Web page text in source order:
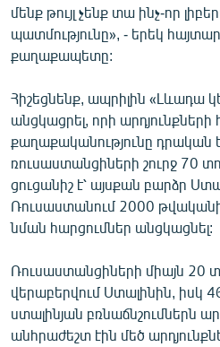
մենք թույլ չենք տա ինչ-որ
պատմությունը», - երեկ
քաղաքապետը:
Հիշեցնենք, ապրիլին «Լևադա
անցկացրել, որի
քաղաքականությունը դրական
ռուսաստանցիների շուրջ 70
ցուցանիշ է՝ այսքան բարձր
Ռուսաստանում 2000
նման հարցումներ անցկացնել:
Ռուսաստանցիների միայն 20
վերաբերվում Ստալինին, իսկ
ստալինյան բռնաճնշումներն
անհրաժեշտ էին մեծ